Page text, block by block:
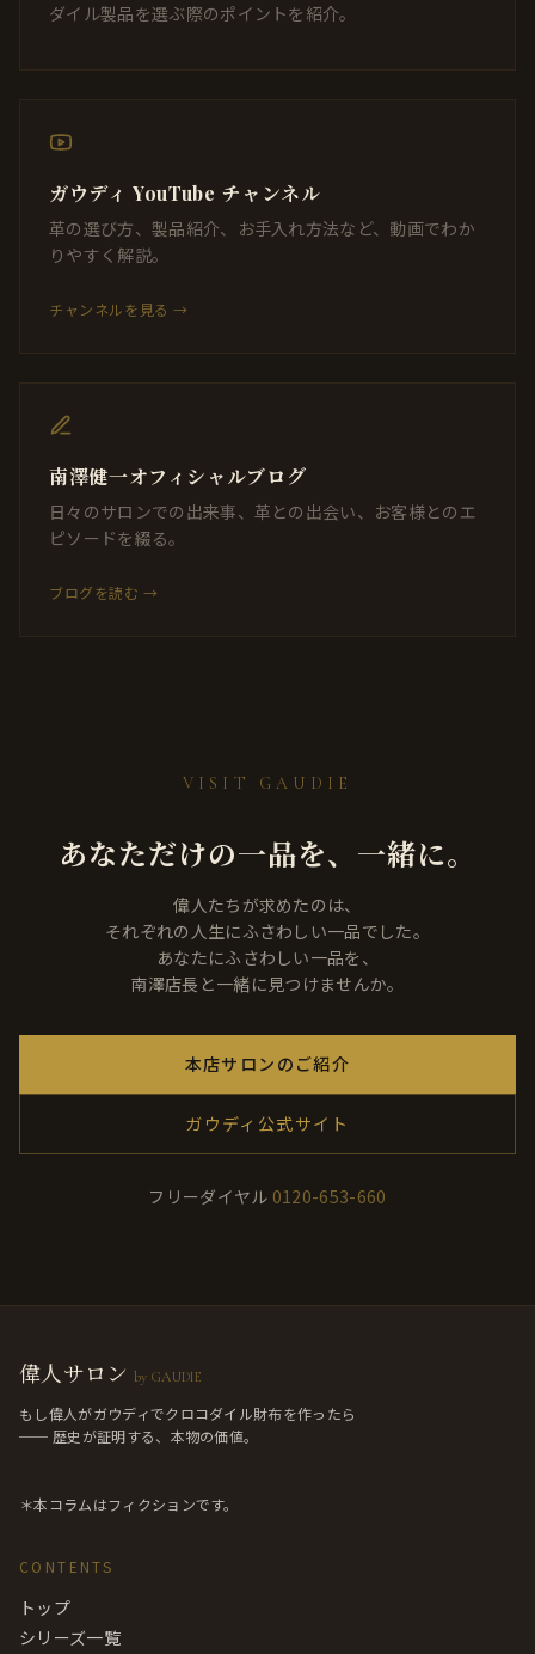
ダイル製品を選ぶ際のポイントを紹介。
ガウディ YouTube チャンネル
革の選び方、製品紹介、お手入れ方法など、動画でわか
りやすく解説。
チャンネルを見る →
南澤健一オフィシャルブログ
日々のサロンでの出来事、革との出会い、お客様とのエ
ピソードを綴る。
ブログを読む →
VISIT GAUDIE
あなただけの一品を、一緒に。
偉人たちが求めたのは、
それぞれの人生にふさわしい一品でした。
あなたにふさわしい一品を、
南澤店長と一緒に見つけませんか。
本店サロンのご紹介
ガウディ公式サイト
フリーダイヤル 0120-653-660
偉人サロン by GAUDIE
もし偉人がガウディでクロコダイル財布を作ったら
── 歴史が証明する、本物の価値。
＊本コラムはフィクションです。
CONTENTS
トップ
シリーズ一覧